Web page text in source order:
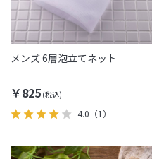
メンズ 6層泡立てネット
￥825
4.0 （1）